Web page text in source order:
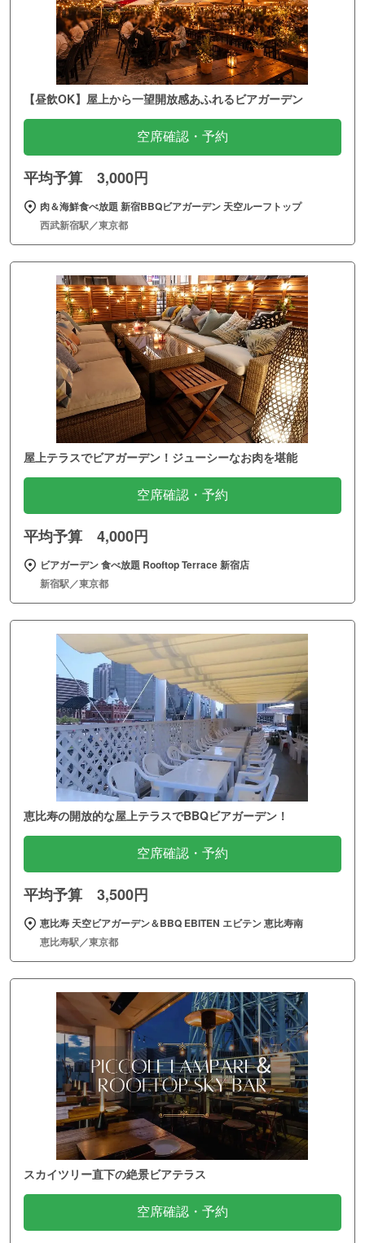
【昼飲OK】屋上から一望開放感あふれるビアガーデン
空席確認・予約
平均予算 3,000円
肉＆海鮮食べ放題 新宿BBQビアガーデン 天空ルーフトップ
西武新宿駅／東京都
屋上テラスでビアガーデン！ジューシーなお肉を堪能
空席確認・予約
平均予算 4,000円
ビアガーデン 食べ放題 Rooftop Terrace 新宿店
新宿駅／東京都
恵比寿の開放的な屋上テラスでBBQビアガーデン！
空席確認・予約
平均予算 3,500円
恵比寿 天空ビアガーデン＆BBQ EBITEN エビテン 恵比寿南
恵比寿駅／東京都
スカイツリー直下の絶景ビアテラス
空席確認・予約